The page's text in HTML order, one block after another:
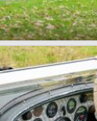
four cylinder
featured four
per cylinder
tourer and
were built.